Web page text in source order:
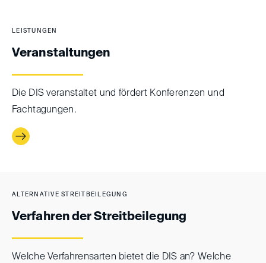
LEISTUNGEN
Veranstaltungen
Die DIS veranstaltet und fördert Konferenzen und
Fachtagungen.
ALTERNATIVE STREITBEILEGUNG
Verfahren der Streitbeilegung
Welche Verfahrensarten bietet die DIS an? Welche